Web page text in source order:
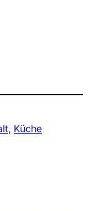
, Küche